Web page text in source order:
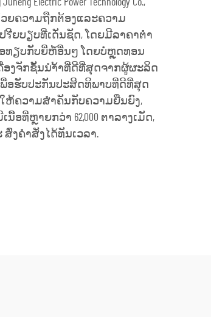
Electric Power Technology Co.,
ຍຄວາມຖືກຕ້ອງແລະຄວາມ
ຍບຽບທີ່ເດັ່ນຊັດ, ໂດຍມີລາຄາຕ່ຳ
ອທຽບກັບຍີ່ຫໍ້ອື່ນໆ ໂດຍບໍ່ຫຼຸດທອນ
ອງຈັກຊັ້ນນຳ້້າທີ່ດີທີ່ສຸດຈາກຜູ້ຜະລິດ
ເພື່ອຮັບປະກັນປະສິດທິພາບທີ່ດີທີ່ສຸດ
ຫ້ຄວາມສຳຄັນກັບຄວາມຍືນຍົງ,
ທີ່ຫຼາຍກວ່າ 62,000 ຕາລາງເມັດ,
ງຄຳສັ່ງໄດ້ທັນເວລາ.